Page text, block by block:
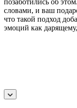
словами, и ваш
что такой подход
эмоций как